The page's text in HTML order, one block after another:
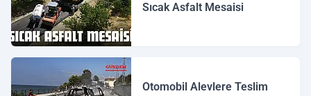
Sıcak Asfalt Mesaisi
Otomobil Alevlere Teslim